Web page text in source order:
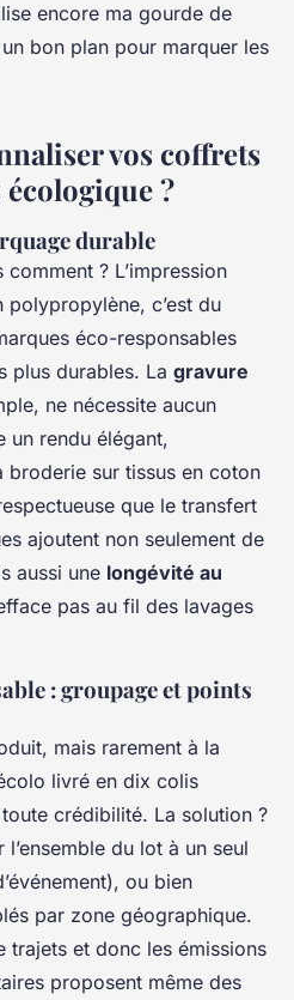
encore ma gourde de
un bon plan pour marquer les
vos coffrets
?
durable
? L’impression
c’est du
éco-responsables
plus durables. La gravure
ne nécessite aucun
un rendu élégant,
broderie sur tissus en coton
que le transfert
ajoutent non seulement de
aussi une longévité au
pas au fil des lavages
: groupage et points
mais rarement à la
livré en dix colis
crédibilité. La solution ?
du lot à un seul
ou bien
par zone géographique.
trajets et donc les émissions
proposent même des